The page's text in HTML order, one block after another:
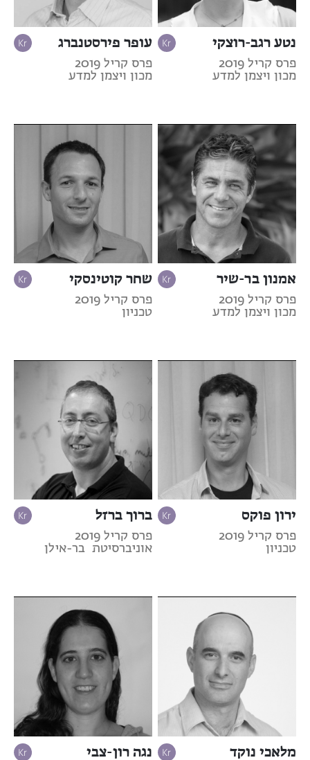
נטע רגב-רוצקי
פרס קריל 2019
מכון ויצמן למדע
עופר פירסטנברג
פרס קריל 2019
מכון ויצמן למדע
אמנון בר-שיר
פרס קריל 2019
מכון ויצמן למדע
שחר קוטינסקי
פרס קריל 2019
טכניון
ירון פוקס
פרס קריל 2019
טכניון
ברוך ברזל
פרס קריל 2019
אוניברסיטת בר-אילן
מלאכי נוקד נגה רון-צבי